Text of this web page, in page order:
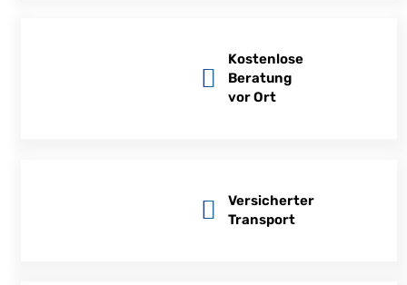
Kostenlose
Beratung
vor Ort
Versicherter
Transport